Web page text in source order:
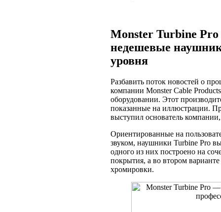
Monster Turbine
недешевые
уровня
Разбавить поток новостей о
компании Monster Cable
оборудовании. Этот
показанные на иллюстрации.
выступил основатель
Ориентированные на
звуком, наушники Turbine Pro
одного из них построено на
покрытия, а во втором
хромировки.